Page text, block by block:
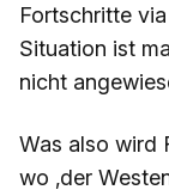
Fortschritte
Situation ist
nicht
Was also wird
wo ‚der